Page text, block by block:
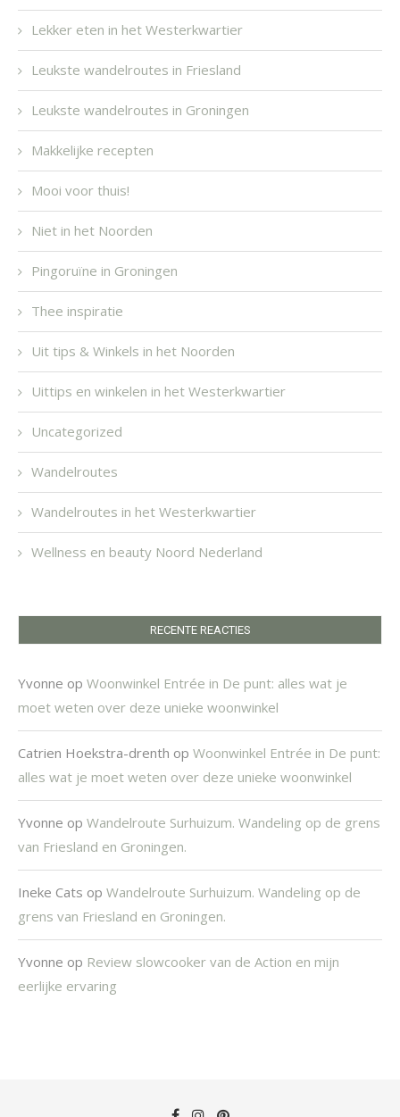
Lekker eten in het Westerkwartier
Leukste wandelroutes in Friesland
Leukste wandelroutes in Groningen
Makkelijke recepten
Mooi voor thuis!
Niet in het Noorden
Pingoruïne in Groningen
Thee inspiratie
Uit tips & Winkels in het Noorden
Uittips en winkelen in het Westerkwartier
Uncategorized
Wandelroutes
Wandelroutes in het Westerkwartier
Wellness en beauty Noord Nederland
RECENTE REACTIES
Yvonne op Woonwinkel Entrée in De punt: alles wat je
moet weten over deze unieke woonwinkel
Catrien Hoekstra-drenth op Woonwinkel Entrée in De punt:
alles wat je moet weten over deze unieke woonwinkel
Yvonne op Wandelroute Surhuizum. Wandeling op de grens
van Friesland en Groningen.
Ineke Cats op Wandelroute Surhuizum. Wandeling op de
grens van Friesland en Groningen.
Yvonne op Review slowcooker van de Action en mijn
eerlijke ervaring